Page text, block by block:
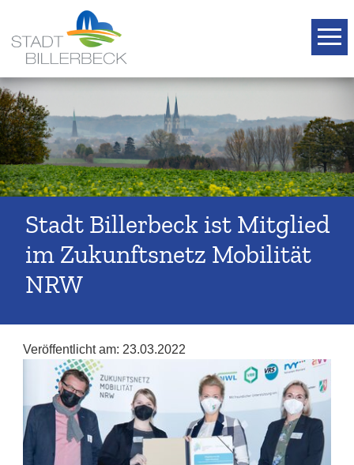
Stadt Billerbeck ist Mitglied
im Zukunftsnetz Mobilität
NRW
Veröffentlicht am: 23.03.2022